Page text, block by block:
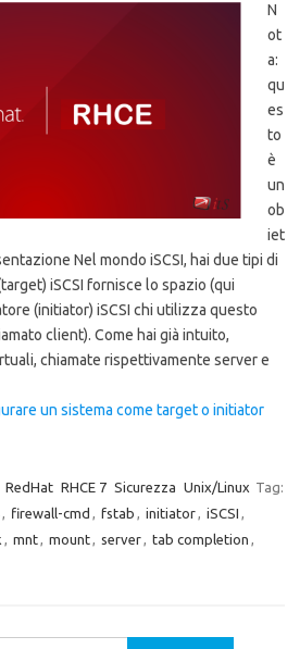
N
ot
a:
qu
es
to
è
un
ob
iet
Nel mondo iSCSI, hai due tipi di
iSCSI fornisce lo spazio (qui
(initiator) iSCSI chi utilizza questo
client). Come hai già intuito,
chiamate rispettivamente server e
un sistema come target o initiator
RedHat RHCE 7 Sicurezza Unix/Linux Tag:
, firewall-cmd , fstab , initiator, iSCSI ,
, mnt, mount, server, tab completion ,